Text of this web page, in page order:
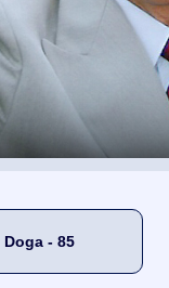
Doga - 85